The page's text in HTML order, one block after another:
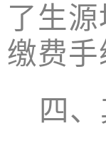
了生源
缴费手
四、